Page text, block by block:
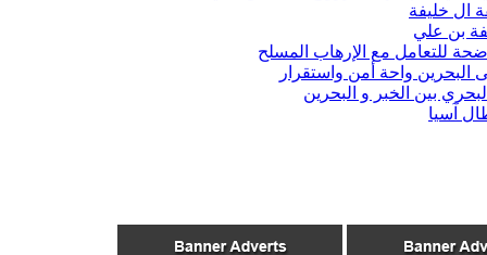
ال خليفة
بن علي
للتعامل مع الإرهاب المسلح
واحة أمن واستقرار
بين الخبر و البحرين
آسيا